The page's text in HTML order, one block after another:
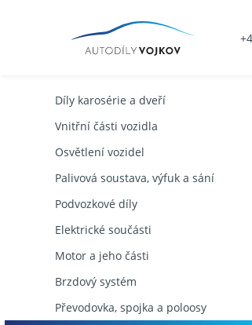
Díly karosérie a dveří
Vnitřní části vozidla
Osvětlení vozidel
Palivová soustava, výfuk a sání
Podvozkové díly
Elektrické součásti
Motor a jeho části
Brzdový systém
Převodovka, spojka a poloosy